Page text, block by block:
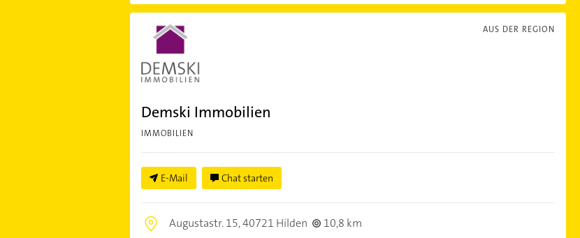
AUS DER REGION
Demski Immobilien
IMMOBILIEN
E-Mail Chat starten
Augustastr. 15,40721 Hilden
10,8 km